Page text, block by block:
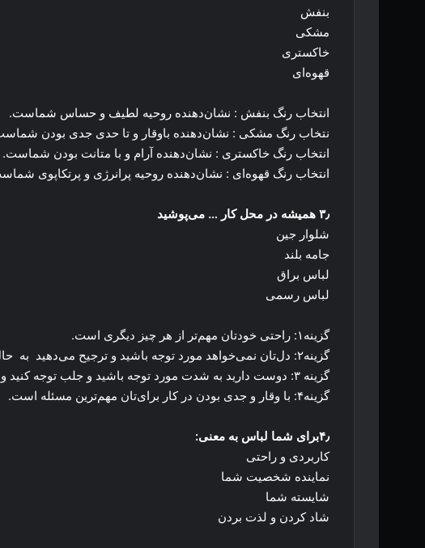
بنفش
مشکی
خاکستری
قهوه‌ای
انتخاب رنگ بنفش : نشان‌دهنده روحیه لطیف و حساس شماست.
نتخاب رنگ مشکی : نشان‌دهنده باوقار و تا حدی جدی بودن
انتخاب رنگ خاکستری : نشان‌دهنده آرام و با متانت بودن شماست.
انتخاب رنگ قهوه‌ای : نشان‌دهنده روحیه پرانرژی و پرتکاپوی
۳٫ همیشه در محل کار … می‌پوشید
شلوار جین
جامه بلند
لباس براق
لباس رسمی
گزینه۱: راحتی خودتان مهم‌تر از هر چیز دیگری است.
گزینه۲: دل‌تان نمی‌خواهد مورد توجه باشید و ترجیح می‌دهید به حال خودتان باشید.
گزینه ۳: دوست دارید به شدت مورد توجه باشید و جلب توجه کنید و همه در مورد شما صحبت کنند.
گزینه۴: با وقار و جدی بودن در کار برای‌تان مهم‌ترین مسئله است.
۴٫برای شما لباس به معنی:
کاربردی و راحتی
نماینده شخصیت شما
شایسته شما
شاد کردن و لذت بردن